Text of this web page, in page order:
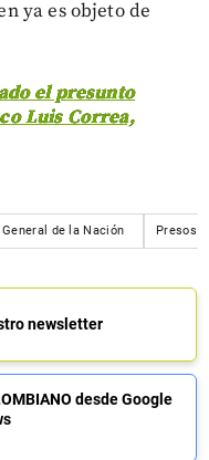
ya es objeto de
el presunto
Luis Correa,
de la Nación Presos
newsletter
desde Google